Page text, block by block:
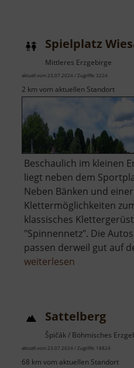
Spielplatz
Mittleres Erzgebirge
aktuell vom 23.07.2024 / Zugriffe: 3224
2 km vom aktuellen Standort
Beschaulich im kleinen
liegt neben dem
Neben Bänken und
Klettermöglichkeiten
klassisches
"Spinnennetz". Die
passen derweil gut auf
weiterlesen
Sattelberg
Špičák / Böhmisches
aktuell vom 23.07.2024 / Zugriffe: 18824
68 km vom aktuellen Standort